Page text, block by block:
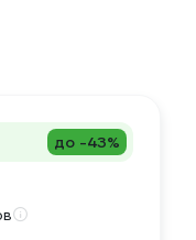
до -43%